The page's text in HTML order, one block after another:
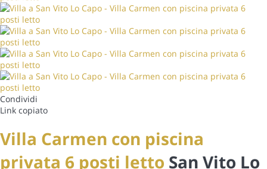
Condividi
Link copiato
Villa Carmen con piscina
privata 6 posti letto San Vito Lo